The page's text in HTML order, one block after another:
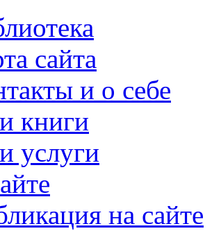
сайта
и о себе
книги
услуги
на сайте